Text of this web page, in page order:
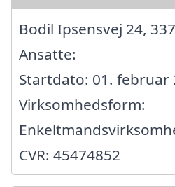
Bodil Ipsensvej 24,
Ansatte:
Startdato: 01. februar
Virksomhedsform:
CVR: 45474852